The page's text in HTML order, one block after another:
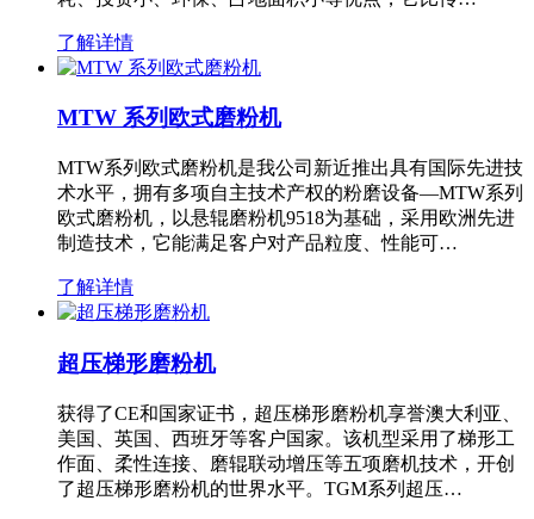
了解详情
MTW 系列欧式磨粉机
MTW系列欧式磨粉机是我公司新近推出具有国际先进技
术水平，拥有多项自主技术产权的粉磨设备—MTW系列
欧式磨粉机，以悬辊磨粉机9518为基础，采用欧洲先进
制造技术，它能满足客户对产品粒度、性能可…
了解详情
超压梯形磨粉机
获得了CE和国家证书，超压梯形磨粉机享誉澳大利亚、
美国、英国、西班牙等客户国家。该机型采用了梯形工
作面、柔性连接、磨辊联动增压等五项磨机技术，开创
了超压梯形磨粉机的世界水平。TGM系列超压…